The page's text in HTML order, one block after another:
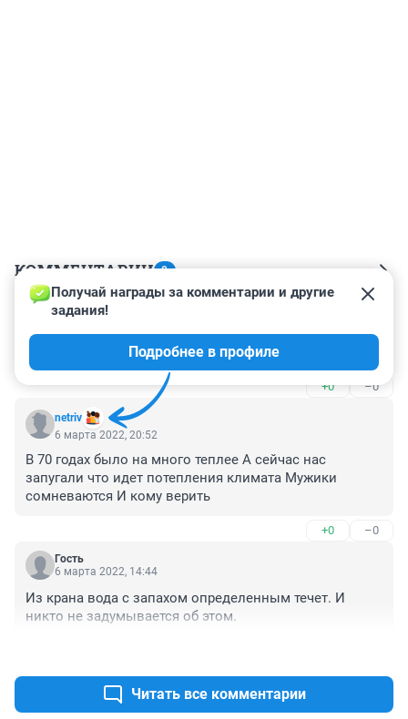
КОММЕНТАРИИ 8
Гость
Чего там аномального?
+0 –0
netriv
Получай награды за комментарии и другие
задания!
Подробнее в профиле
6 марта 2022, 20:52
В 70 годах было на много теплее А сейчас нас
запугали что идет потепления климата Мужики
сомневаются И кому верить
+0 –0
Гость
6 марта 2022, 14:44
Из крана вода с запахом определенным течет. И
никто не задумывается об этом.
Читать все комментарии